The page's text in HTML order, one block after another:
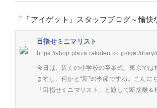
「「アイゲット」スタッフブログ～愉
目指せミニマリスト
https://shop.plaza.rakuten.co.jp/iget/
今日は、近くの小学校の卒業式。東京で
ますし、何かと“新”の季節ですね。こんに
「目指せミニマリスト」と題して断捨離